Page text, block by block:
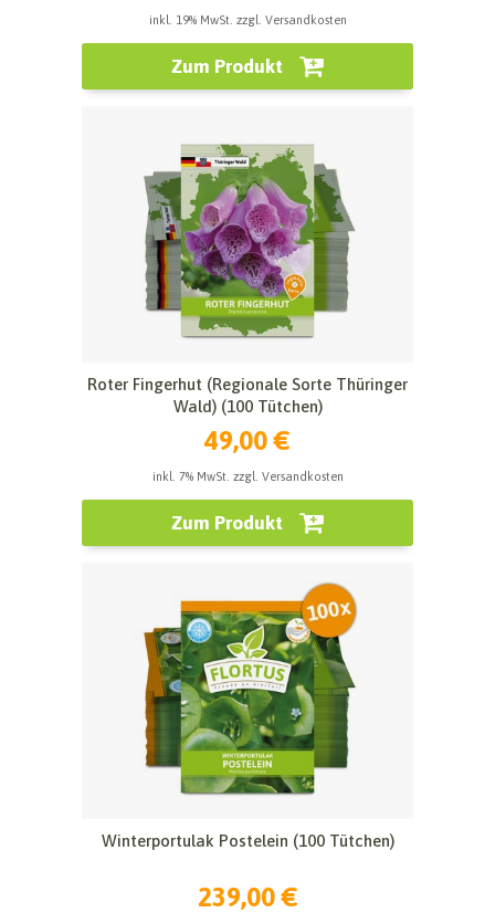
inkl. 19% MwSt. zzgl. Versandkosten
Zum Produkt
Roter Fingerhut (Regionale Sorte Thüringer
Wald) (100 Tütchen)
49,00 €
inkl. 7% MwSt. zzgl. Versandkosten
Zum Produkt
Winterportulak Postelein (100 Tütchen)
239,00 €